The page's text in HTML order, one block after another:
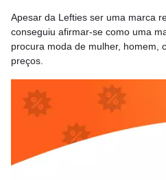
Apesar da Lefties ser uma marca
conseguiu afirmar-se como uma
procura moda de mulher, homem,
preços.